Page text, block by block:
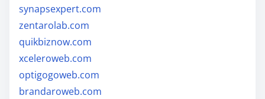
synapsexpert.com
zentarolab.com
quikbiznow.com
xceleroweb.com
optigogoweb.com
brandaroweb.com